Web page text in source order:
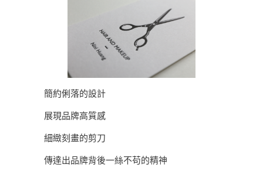
簡約俐落的設計
展現品牌高質感
細緻刻畫的剪刀
傳達出品牌背後一絲不苟的精神